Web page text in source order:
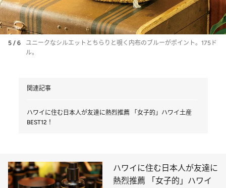
5 / 6
ユニークなシルエットとちらりと覗く内布のブルーがポイント。175ド
ル。
関連記事
ハワイに住む日本人が友達に熱烈推薦 「女子的」ハワイ土産
BEST12！
ハワイに住む日本人が友達に
熱烈推薦 「女子的」ハワイ